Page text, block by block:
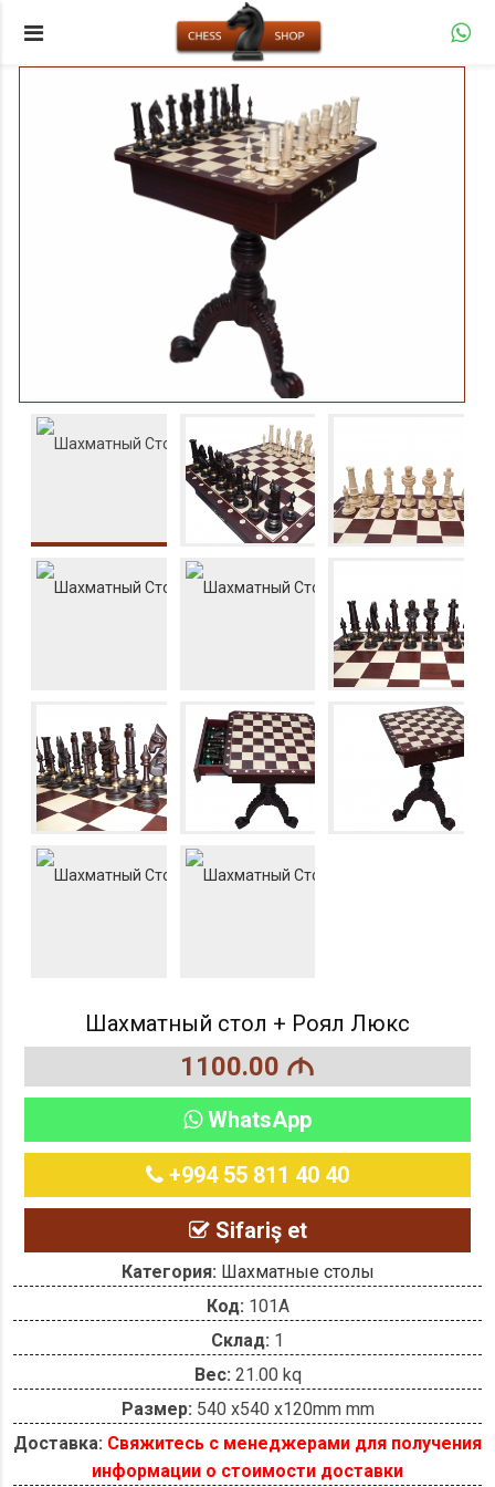
Шахматный стол + Роял Люкс
1100.00 M
WhatsApp
+994 55 811 40 40
Sifariş et
Категория: Шахматные столы
Код: 101A
Склад: 1
Вес: 21.00 kq
Размер: 540 x540 x120mm mm
Доставка: Свяжитесь с менеджерами для получения
информации о стоимости доставки